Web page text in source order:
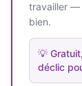
travailler —
bien.
💡
déclic